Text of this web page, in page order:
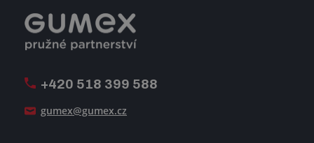
+420 518 399 588
gumex@gumex.cz
Registrace a spolupráce
Firemní časopis Géčko
Úpravy na míru a montáže
Volná pracovní místa